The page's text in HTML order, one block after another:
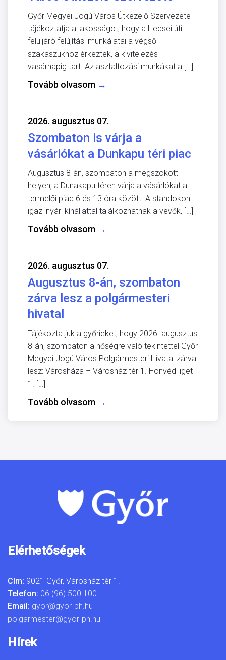
Győr Megyei Jogú Város Útkezelő Szervezete
tájékoztatja a lakosságot, hogy a Hecsei úti
felüljáró felújítási munkálatai a végső
szakaszukhoz érkeztek, a kivitelezés
vasárnapig tart. Az aszfaltozási munkákat a […]
Tovább olvasom →
2026. augusztus 07.
Szombaton is várja a
vásárlókat a Dunkapu téri piac
Augusztus 8-án, szombaton a megszokott
helyen, a Dunakapu téren várja a vásárlókat a
termelői piac 6 és 13 óra között. A standokon
igazi nyári kínállattal találkozhatnak a vevők, […]
Tovább olvasom →
2026. augusztus 07.
Augusztus 8-án, szombaton
zárva lesz a polgármesteri
hivatal
Tájékoztatjuk a győrieket, hogy 2026. augusztus
8-án, szombaton a hőségre való tekintettel Győr
Megyei Jogú Város Polgármesteri Hivatal zárva
lesz: Városháza – Városház tér 1. Honvéd liget
1. […]
Tovább olvasom →
Elérhetőségek
Cím: 9021 Győr, Városház tér 1.
Telefon: 06 (96) 500 100
Email: gyor@gyor-ph.hu
polgarmester@gyor-ph.hu
Hírek